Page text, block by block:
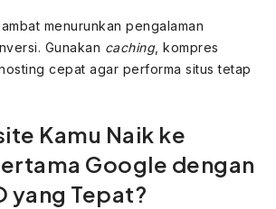
menurunkan pengalaman
Gunakan caching, kompres
cepat agar performa situs tetap
Kamu Naik ke
Google dengan
yang Tepat?